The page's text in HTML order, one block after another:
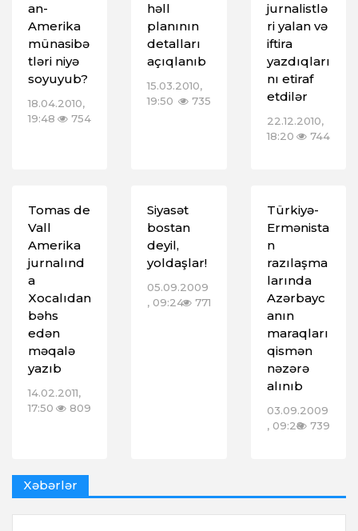
an-
Amerika
münasibə
tləri niyə
soyuyub?
18.04.2010,
19:48
754
həll
planının
detalları
açıqlanıb
15.03.2010,
19:50
735
jurnalistlə
ri yalan və
iftira
yazdıqları
nı etiraf
etdilər
22.12.2010,
18:20
744
Tomas de
Vall
Amerika
jurnalınd
a
Xocalıdan
bəhs
edən
məqalə
yazıb
14.02.2011,
17:50
809
Siyasət
bostan
deyil,
yoldaşlar!
05.09.2009
, 09:24 771
Türkiyə-
Ermənista
n
razılaşma
larında
Azərbayc
anın
maraqları
qismən
nəzərə
alınıb
03.09.2009
, 09:28 739
Xəbərlər